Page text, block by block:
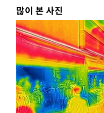
많이 본 사진